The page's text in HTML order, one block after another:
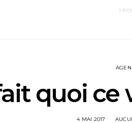
1
quoi ce
4 MAI 2017